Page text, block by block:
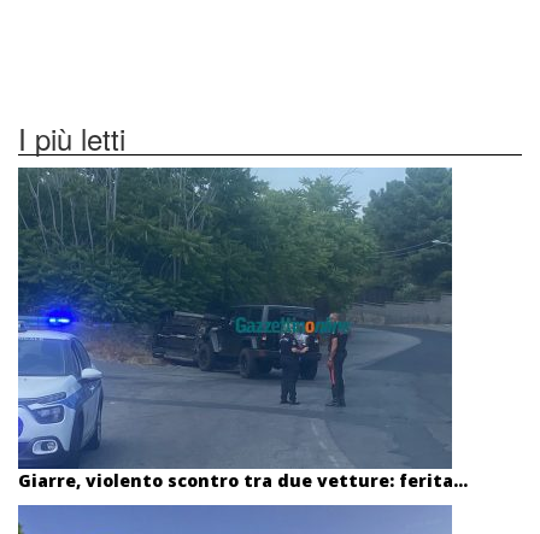
I più letti
Giarre, violento scontro tra due vetture: ferita...